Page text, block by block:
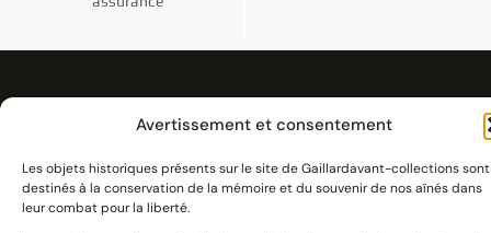
Avertissement et consentement
Les objets historiques présents sur le site de Gaillardavant-collections sont
destinés à la conservation de la mémoire et du souvenir de nos aînés dans
leur combat pour la liberté.